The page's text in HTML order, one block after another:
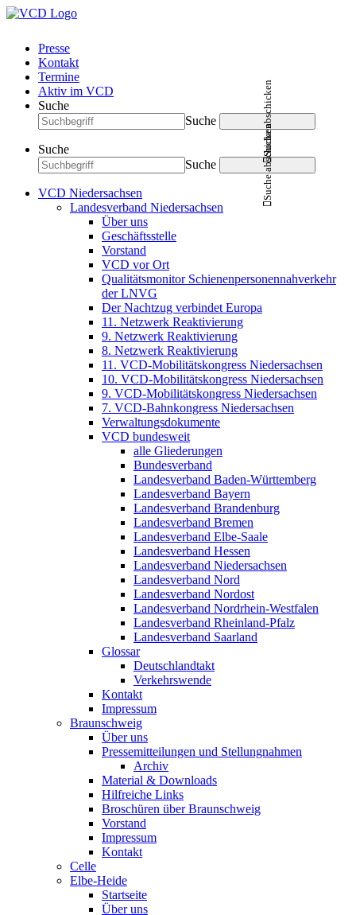
Presse
Kontakt
Termine
Aktiv im VCD
Suche
Suche
Suche abschicken
Suche
Suche
Suche abschicken
VCD Niedersachsen
Landesverband Niedersachsen
Über uns
Geschäftsstelle
Vorstand
VCD vor Ort
Qualitätsmonitor Schienenpersonennahverkehr
der LNVG
Der Nachtzug verbindet Europa
11. Netzwerk Reaktivierung
9. Netzwerk Reaktivierung
8. Netzwerk Reaktivierung
11. VCD-Mobilitätskongress Niedersachsen
10. VCD-Mobilitätskongress Niedersachsen
9. VCD-Mobilitätskongress Niedersachsen
7. VCD-Bahnkongress Niedersachsen
Verwaltungsdokumente
VCD bundesweit
alle Gliederungen
Bundesverband
Landesverband Baden-Württemberg
Landesverband Bayern
Landesverband Brandenburg
Landesverband Bremen
Landesverband Elbe-Saale
Landesverband Hessen
Landesverband Niedersachsen
Landesverband Nord
Landesverband Nordost
Landesverband Nordrhein-Westfalen
Landesverband Rheinland-Pfalz
Landesverband Saarland
Glossar
Deutschlandtakt
Verkehrswende
Kontakt
Impressum
Braunschweig
Über uns
Pressemitteilungen und Stellungnahmen
Archiv
Material & Downloads
Hilfreiche Links
Broschüren über Braunschweig
Vorstand
Impressum
Kontakt
Celle
Elbe-Heide
Startseite
Über uns